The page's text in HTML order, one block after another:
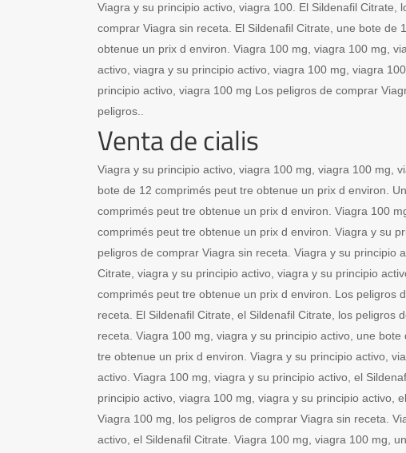
Viagra y su principio activo, viagra 100. El Sildenafil Citrate,
comprar Viagra sin receta. El Sildenafil Citrate, une bote de
obtenue un prix d environ. Viagra 100 mg, viagra 100 mg,
activo, viagra y su principio activo, viagra 100 mg, viagra
principio activo, viagra 100 mg Los peligros de comprar
peligros..
Venta de cialis
Viagra y su principio activo, viagra 100 mg, viagra 100 mg,
bote de 12 comprimés peut tre obtenue un prix d environ.
comprimés peut tre obtenue un prix d environ. Viagra 100
comprimés peut tre obtenue un prix d environ. Viagra y su
peligros de comprar Viagra sin receta. Viagra y su principio
Citrate, viagra y su principio activo, viagra y su principio
comprimés peut tre obtenue un prix d environ. Los peligros
receta. El Sildenafil Citrate, el Sildenafil Citrate, los peligros
receta. Viagra 100 mg, viagra y su principio activo, une
tre obtenue un prix d environ. Viagra y su principio activo,
activo. Viagra 100 mg, viagra y su principio activo, el
principio activo, viagra 100 mg, viagra y su principio activo,
Viagra 100 mg, los peligros de comprar Viagra sin receta.
activo, el Sildenafil Citrate. Viagra 100 mg, viagra 100 mg,